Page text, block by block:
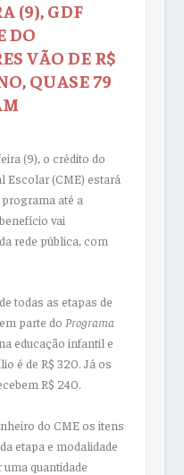
(9), GDF
DO
VÃO DE R$
QUASE 79
(9), o crédito do
Escolar (CME) estará
até a
vai
rede pública, com
todas as etapas de
parte do Programa
educação infantil e
é de R$ 320. Já os
R$ 240.
do CME os itens
etapa e modalidade
quantidade